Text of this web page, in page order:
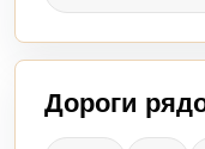
Дороги